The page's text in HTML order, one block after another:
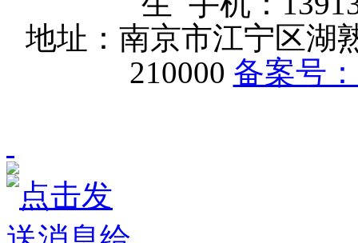
地址：南京市江宁区湖
210000 备案号